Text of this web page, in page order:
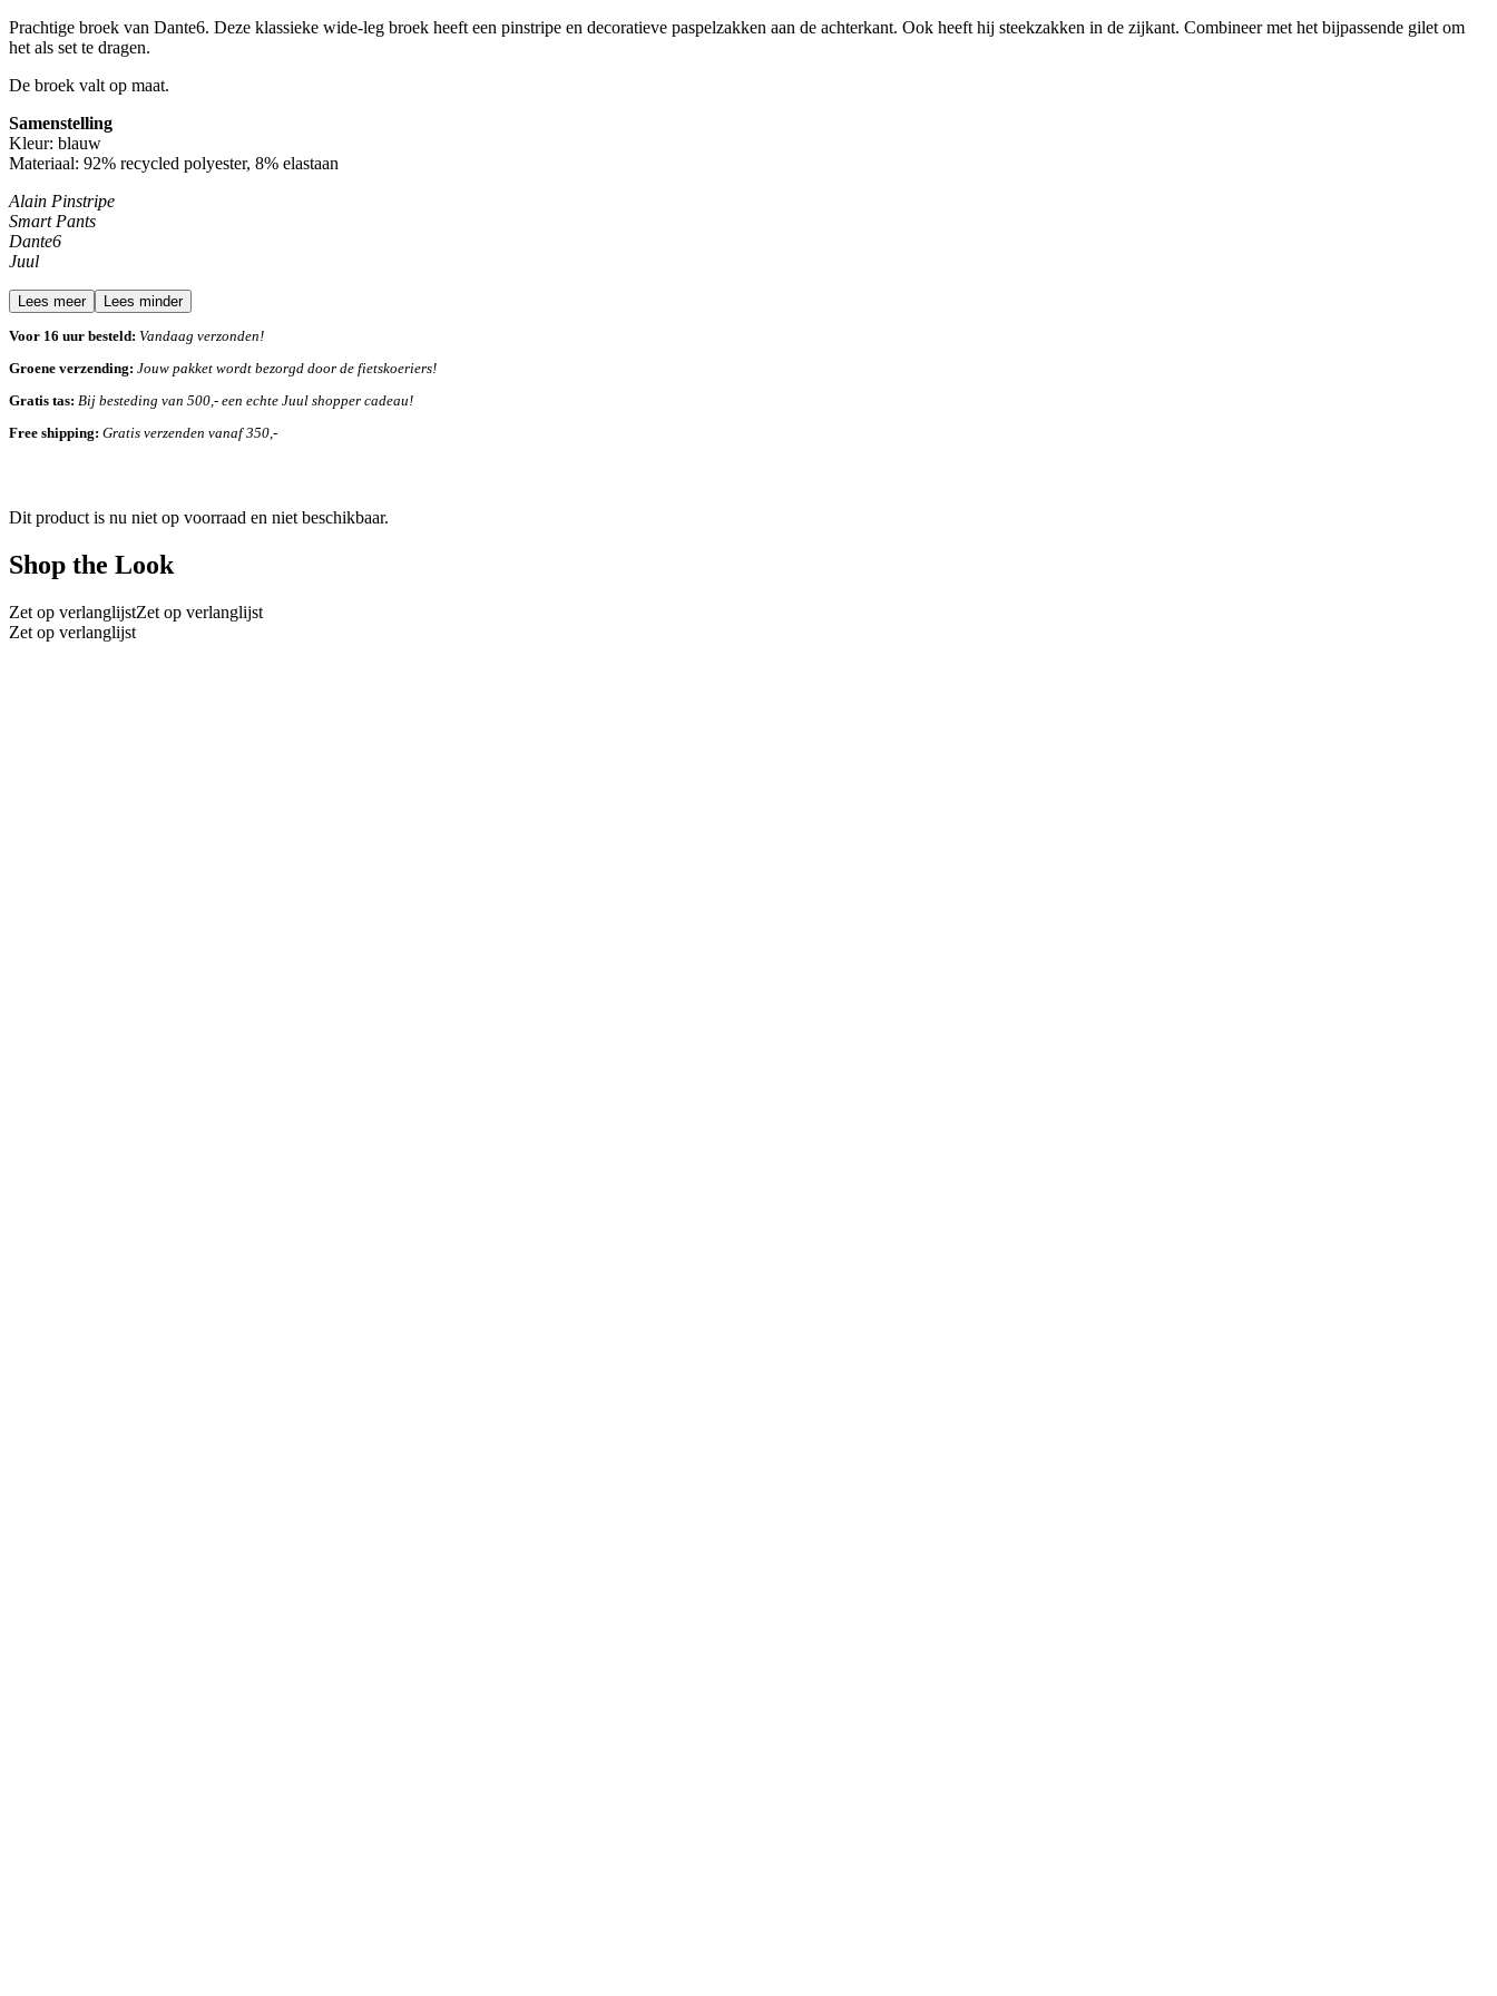
Prachtige broek van Dante6. Deze klassieke wide-leg broek heeft een pinstripe en decoratieve paspelzakken aan de achterkant. Ook heeft hij steekzakken in de zijkant. Combineer met het bijpassende gilet om
het als set te dragen.
De broek valt op maat.
Samenstelling
Kleur: blauw
Materiaal: 92% recycled polyester, 8% elastaan
Alain Pinstripe
Smart Pants
Dante6
Juul
Lees meer Lees minder
Voor 16 uur besteld: Vandaag verzonden!
Groene verzending: Jouw pakket wordt bezorgd door de fietskoeriers!
Gratis tas: Bij besteding van 500,- een echte Juul shopper cadeau!
Free shipping: Gratis verzenden vanaf 350,-
Dit product is nu niet op voorraad en niet beschikbaar.
Shop the Look
Zet op verlanglijstZet op verlanglijst
Zet op verlanglijst